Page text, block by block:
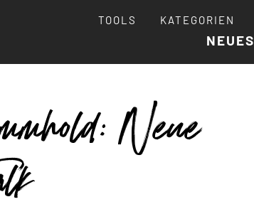
TOOLS KATEGORIEN
NEUES
Neue